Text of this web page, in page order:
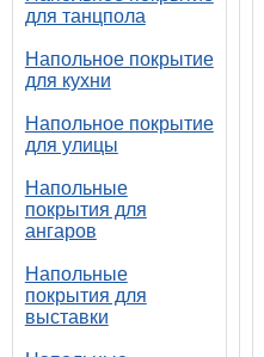
для танцпола
Напольное покрытие
для кухни
Напольное покрытие
для улицы
Напольные
покрытия для
ангаров
Напольные
покрытия для
выставки